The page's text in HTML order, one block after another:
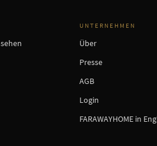
UNTERNEHMEN
Über
Presse
AGB
Login
FARAWAYHOME in